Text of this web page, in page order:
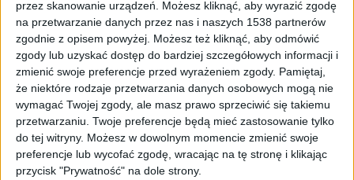
przez skanowanie urządzeń. Możesz kliknąć, aby wyrazić zgodę
na przetwarzanie danych przez nas i naszych 1538 partnerów
zgodnie z opisem powyżej. Możesz też kliknąć, aby odmówić
zgody lub uzyskać dostęp do bardziej szczegółowych informacji i
zmienić swoje preferencje przed wyrażeniem zgody. Pamiętaj,
że niektóre rodzaje przetwarzania danych osobowych mogą nie
wymagać Twojej zgody, ale masz prawo sprzeciwić się takiemu
przetwarzaniu. Twoje preferencje będą mieć zastosowanie tylko
do tej witryny. Możesz w dowolnym momencie zmienić swoje
preferencje lub wycofać zgodę, wracając na tę stronę i klikając
przycisk "Prywatność" na dole strony.
Rośnie kolejka samochodów ciężarowych przed przejściem
granicznym czekających w Medyce na Podkarpaciu.Foto:
PAP/Darek Delmanowicz
Rośnie kolejka samochodów ciężarowych przed
przejściem granicznym czekających w Medyce na
Podkarpaciu.
Kolejki przed granicą spowodowane są protestem
przewoźników, którzy nie przepuszczają aut
ciężarowych na przejściach m.in. w Korczowej i